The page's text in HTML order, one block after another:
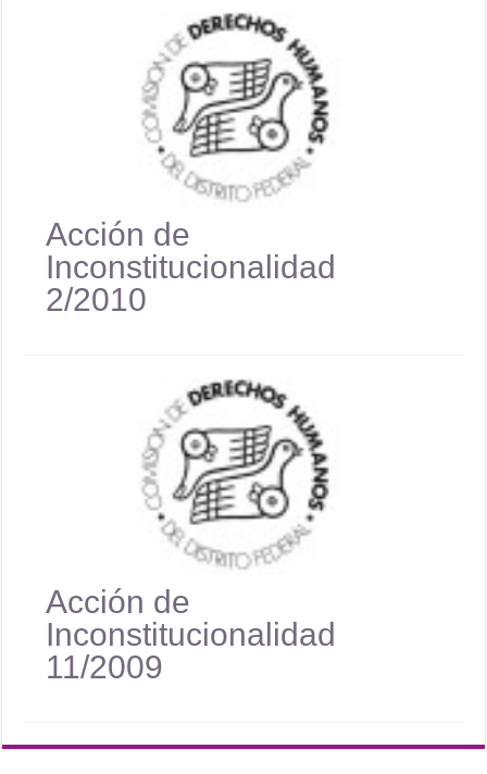
Acción de
Inconstitucionalidad
2/2010
Acción de
Inconstitucionalidad
11/2009